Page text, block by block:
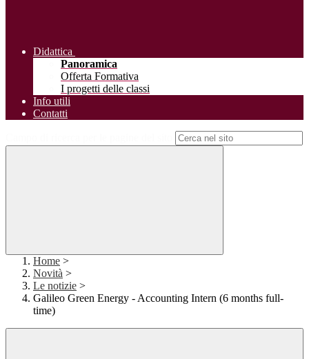
Didattica
Panoramica
Offerta Formativa
I progetti delle classi
Info utili
Contatti
Home >
Novità >
Le notizie >
Galileo Green Energy - Accounting Intern (6 months full-
time)